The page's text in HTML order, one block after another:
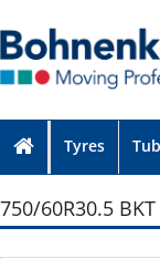
Tyres
750/60R30.5